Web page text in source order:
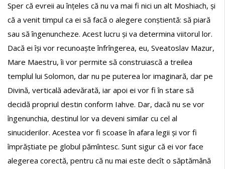
Sper că evreii au înțeles că nu va mai fi nici un alt Moshiach, și
că a venit timpul ca ei să facă o alegere conștientă: să piară
sau să îngenuncheze. Acest lucru și va determina viitorul lor.
Dacă ei își vor recunoaște înfrîngerea, eu, Sveatoslav Mazur,
Mare Maestru, îi vor permite să construiască a treilea
templul lui Solomon, dar nu pe puterea lor imaginară, dar pe
Divină, verticală adevărată, iar apoi ei vor fi în stare să
decidă propriul destin conform Iahve. Dar, dacă nu se vor
îngenunchia, destinul lor va deveni similar cu cel al
sinuciderilor. Acestea vor fi scoase în afara legii și vor fi
împrăștiate pe globul pămîntesc. Sunt sigur că ei vor face
alegerea corectă, pentru că nu mai este decît o săptămână